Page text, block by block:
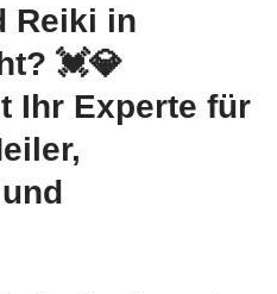
Reiki in
💓️💎
Ihr Experte für